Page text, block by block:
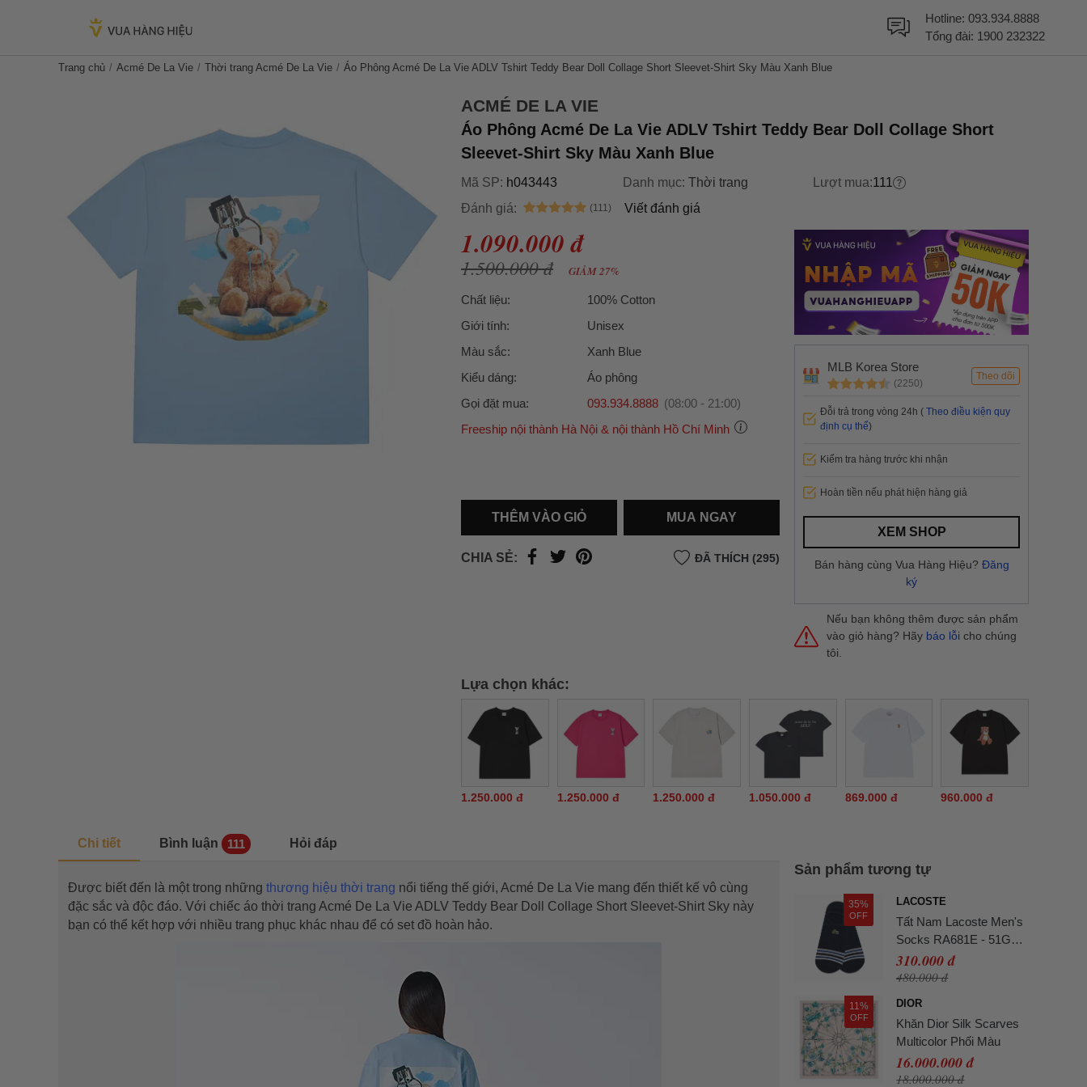
Hotline: 093.934.8888
Tổng đài: 1900 232322
Trang chủ Acmé De La Vie Thời trang Acmé De La Vie Áo Phông Acmé De La Vie ADLV Tshirt Teddy Bear Doll Collage Short Sleevet-Shirt Sky Màu Xanh Blue
ACMÉ DE LA VIE
Áo Phông Acmé De La Vie ADLV Tshirt Teddy Bear Doll Collage Short
Sleevet-Shirt Sky Màu Xanh Blue
Mã SP: h043443 Danh mục: Thời trang Lượt mua:111
Đánh giá:
Viết đánh giá
1.090.000 đ
1.500.000 đ GIẢM 27%
Chất liệu:
100% Cotton
Giới tính:
Unisex
Màu sắc:
Xanh Blue
Kiểu dáng:
Áo phông
Gọi đặt mua:
093.934.8888 (08:00 - 21:00)
Freeship nội thành Hà Nội & nội thành Hồ Chí Minh
Hồ Chí Minh).
thành
Hồ Chí Minh, khách hàng muốn giao nhanh
trong ngày hoặc Đơn hàng giao hỏa tốc theo yêu cầu
THÊM VÀO GIỎ MUA NGAY
CHIA SẺ: ĐÃ THÍCH (295)
Lựa chọn khác:
1.250.000 đ 1.250.000 đ 1.250.000 đ 1.050.000 đ 869.000 đ 960.000 đ
Chi tiết Bình luận 111 Hỏi đáp
Được biết đến là một trong những thương hiệu thời trang nổi tiếng thế giới, Acmé De La Vie mang đến thiết kế vô cùng
đặc sắc và độc đáo. Với chiếc áo thời trang Acmé De La Vie ADLV Teddy Bear Doll Collage Short Sleevet-Shirt Sky này
bạn có thể kết hợp với nhiều trang phục khác nhau để có set đồ hoàn hảo.
Sản phẩm tương tự
35%
OFF
LACOSTE
Tất Nam Lacoste Men's
Socks RA681E - 51G
Màu Xanh Navy
310.000 đ
480.000 đ
11%
OFF
DIOR
Khăn Dior Silk Scarves
Multicolor Phối Màu
16.000.000 đ
18.000.000 đ
MLB Korea Store
(2250)
Theo dõi
Đỗi trả trong vòng 24h ( Theo điều kiện quy
định cụ thể)
Kiểm tra hàng trước khi nhận
Hoàn tiền nếu phát hiện hàng giả
XEM SHOP
Bán hàng cùng Vua Hàng Hiệu? Đăng
ký
Nếu bạn không thêm được sản phẩm
vào giỏ hàng? Hãy báo lỗi cho chúng
tôi.